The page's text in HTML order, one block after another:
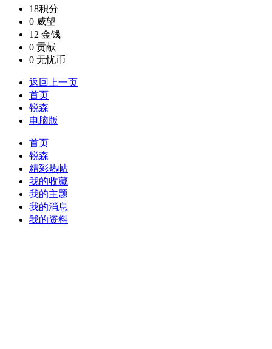
18积分
0 威望
12 金钱
0 贡献
0 无忧币
返回上一页
首页
锐森
电脑版
首页
锐森
精彩热帖
我的收藏
我的主题
我的消息
我的资料